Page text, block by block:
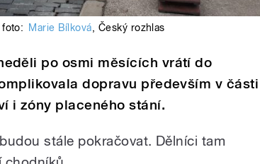
foto: Marie Bílková, Český rozhlas
po osmi měsících vrátí do
dopravu především v části
i zóny placeného stání.
stále pokračovat. Dělníci tam